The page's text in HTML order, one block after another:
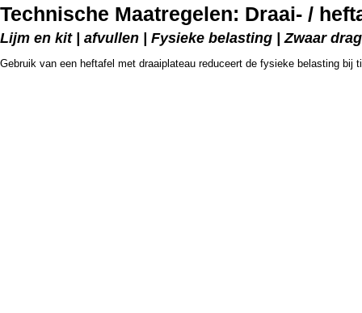
Technische Maatregelen: Draai- /
Lijm en kit | afvullen | Fysieke belasting | Zwaar
Gebruik van een heftafel met draaiplateau reduceert de fysieke belasting bij